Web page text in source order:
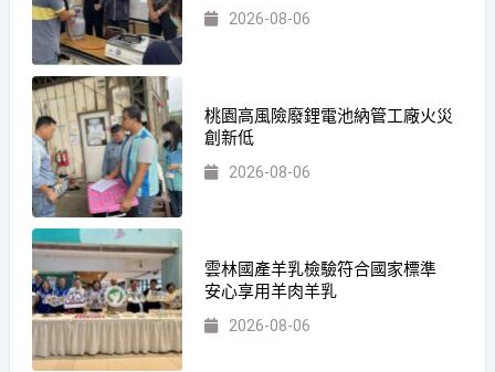
2026-08-06
桃園高風險廢鋰電池納管工廠火災
創新低
2026-08-06
雲林國產羊乳檢驗符合國家標準
安心享用羊肉羊乳
2026-08-06